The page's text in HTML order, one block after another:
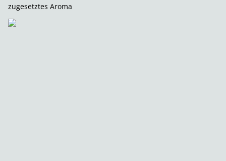
zugesetztes Aroma